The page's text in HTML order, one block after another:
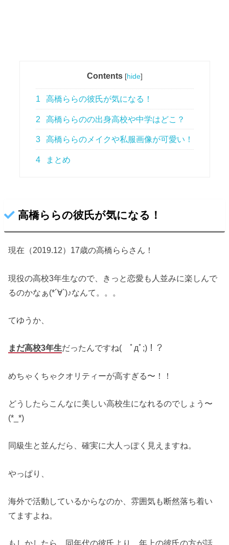
Contents [hide]
1 高橋ららの彼氏が気になる！
2 高橋ららのの出身高校や中学はどこ？
3 高橋ららのメイクや私服画像が可愛い！
4 まとめ
高橋ららの彼氏が気になる！
現在（2019.12）17歳の高橋ららさん！
現役の高校3年生なので、きっと恋愛も人並みに楽しんで
るのかなぁ(*´∀`)♪なんて。。。
てゆうか、
まだ高校3年生だったんですね( ﾟдﾟ;)！？
めちゃくちゃクオリティーが高すぎる〜！！
どうしたらこんなに美しい高校生になれるのでしょう〜
(*_*)
同級生と並んだら、確実に大人っぽく見えますね。
やっぱり、
海外で活動しているからなのか、雰囲気も断然落ち着い
てますよね。